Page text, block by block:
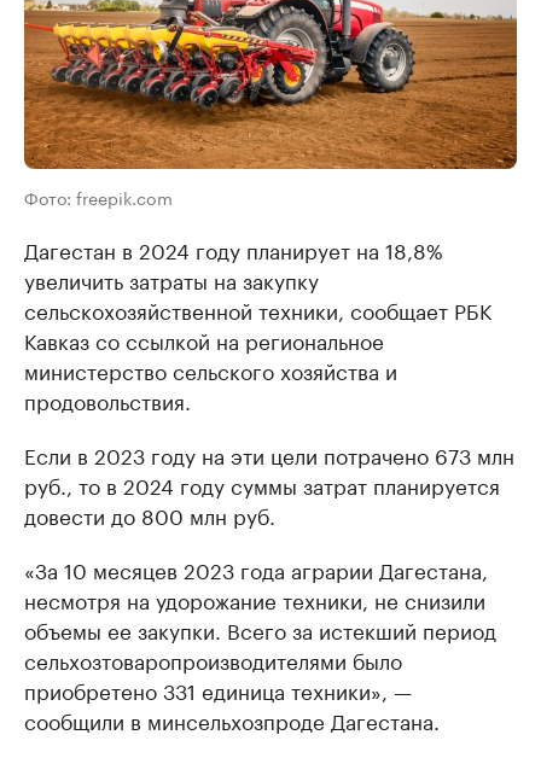
Фото: freepik.com
Дагестан в 2024 году планирует на 18,8%
увеличить затраты на закупку
сельскохозяйственной техники, сообщает РБК
Кавказ со ссылкой на региональное
министерство сельского хозяйства и
продовольствия.
Если в 2023 году на эти цели потрачено 673 млн
руб., то в 2024 году суммы затрат планируется
довести до 800 млн руб.
«За 10 месяцев 2023 года аграрии Дагестана,
несмотря на удорожание техники, не снизили
объемы ее закупки. Всего за истекший период
сельхозтоваропроизводителями было
приобретено 331 единица техники», —
сообщили в минсельхозпроде Дагестана.